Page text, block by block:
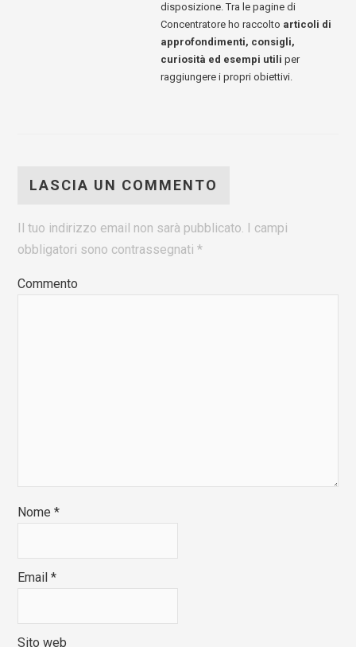
disposizione. Tra le pagine di
Concentratore ho raccolto articoli di
approfondimenti, consigli,
curiosità ed esempi utili per
raggiungere i propri obiettivi.
LASCIA UN COMMENTO
Il tuo indirizzo email non sarà pubblicato. I campi
obbligatori sono contrassegnati*
Commento
Nome*
Email*
Sito web